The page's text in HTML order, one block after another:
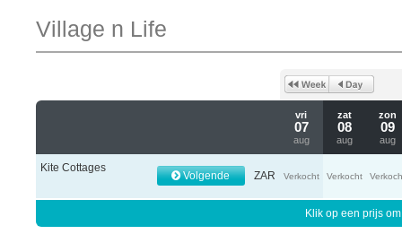
Village n Life
vri
07
aug
zat
08
aug
zon
09
aug
Kite Cottages
Volgende ZAR Verkocht Verkocht
Klik op een prijs